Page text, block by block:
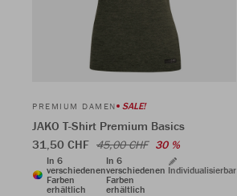
PREMIUM DAMEN SALE!
JAKO T-Shirt Premium Basics
31,50 CHF 45,00 CHF 30 %
In 6
verschiedenen
Farben
erhältlich
In 6
verschiedenen
Farben
erhältlich
Individualisierbar